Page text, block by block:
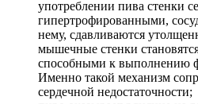
употреблении пива стенки
гипертрофированными,
нему, сдавливаются
мышечные стенки
способными к выполнению
Именно такой механизм
сердечной недостаточности;